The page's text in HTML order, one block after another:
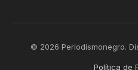
© 2026 Periodismonegro.
Política de